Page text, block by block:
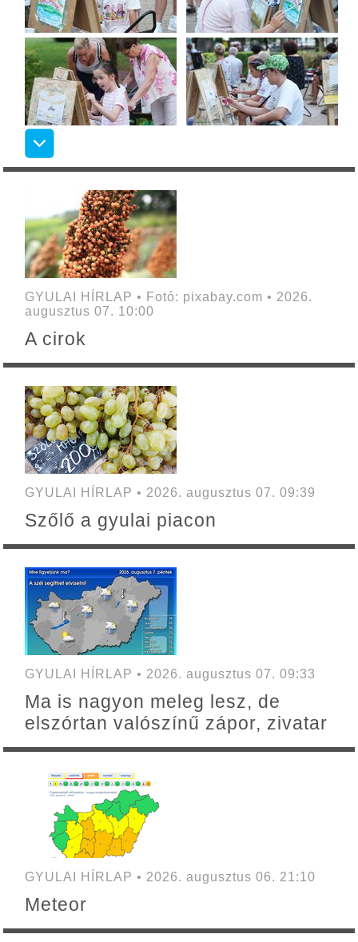
GYULAI HÍRLAP • Fotó: pixabay.com • 2026.
augusztus 07. 10:00
A cirok
GYULAI HÍRLAP • 2026. augusztus 07. 09:39
Szőlő a gyulai piacon
GYULAI HÍRLAP • 2026. augusztus 07. 09:33
Ma is nagyon meleg lesz, de
elszórtan valószínű zápor, zivatar
GYULAI HÍRLAP • 2026. augusztus 06. 21:10
Meteor